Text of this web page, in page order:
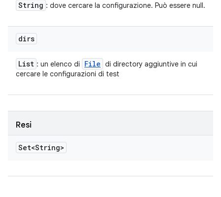
String : dove cercare la configurazione. Può essere null.
dirs
List : un elenco di File di directory aggiuntive in cui
cercare le configurazioni di test
Resi
Set<String>